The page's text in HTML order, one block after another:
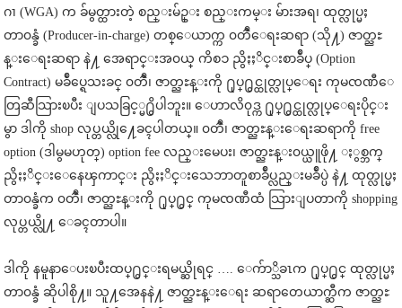
ဂၢ (WGA) က ခ်မွတ္ထားတဲ့ စည္းမ်ဥ္း စည္းကမ္း မ်ားအရ၊ ထုတ္လုပ္မႈ
တာ၀န္ခံ (Producer-in-charge) တစ္ေယာက္က ၀တၳဳေရးဆရာ (သို႔) ဇာတ္ညႊ
န္းေရးဆရာ နဲ႔ အေရာင္းအ၀ယ္ ကိစၥ ညွိႏႈိင္းစာခ်ဳပ္ (Option
Contract) မခ်ဳပ္ရေသးခင္ ၀တၳဳ၊ ဇာတ္ညႊန္းကို ႐ုပ္႐ွင္ထုတ္လုပ္ေရး ကုမၸဏီေ
တြဆီသြားၿပီး ျပသခြင့္မ႐ွိပါဘူး။ ေဟာလိ၀ုဒ္က ႐ုပ္႐ွင္ထုတ္လုပ္ေရးပိုင္း
မွာ ဒါကို shop လုပ္တယ္လို႔ေခၚပါတယ္။ ၀တၳဳ၊ ဇာတ္ညႊန္းေရးဆရာကို free
option (ဒါမွမဟုတ္) option fee လည္းမေပး၊ ဇာတ္ညႊန္း၀ယ္ယူဖို႔ ႏွစ္ဘက္
ညွိႏႈိင္းေနေၾကာင္း ညွိႏႈိင္းသေဘာတူစာခ်ဳပ္လည္းမခ်ဳပ္ပဲ နဲ႔ ထုတ္လုပ္မႈ
တာ၀န္ခံက ၀တၳဳ၊ ဇာတ္ညႊန္းကို ႐ုပ္႐ွင္ ကုမၸဏီထံ သြားျပတာကို shopping
လုပ္တယ္လို႔ ေခၚတာပါ။
ဒါကို နမူနာေပးၿပီးထပ္႐ွင္းရမယ္ဆိုရင္ …. ေက်ာ္သိခၤက ႐ုပ္႐ွင္ ထုတ္လုပ္မႈ
တာ၀န္ခံ ဆိုပါစို႔။ သူ႔အေနနဲ႔ ဇာတ္ညႊန္းေရး ဆရာတေယာက္ဆီက ဇာတ္ညႊ